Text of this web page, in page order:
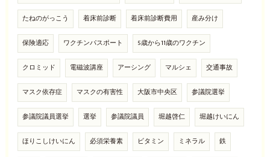
たねのがっこう 着床前診断 着床前診断費用 産み分け
保険適応 ワクチンパスポート 5歳から11歳のワクチン
クロミッド 電磁波講座 アーシング マルシェ 交通事故
マスク依存症 マスクの有害性 大阪市中央区 参議院選挙
参議院議員選挙 選挙 参議院議員 堀越啓仁 堀越けいにん
ほりこしけいにん 必須栄養素 ビタミン ミネラル 鉄